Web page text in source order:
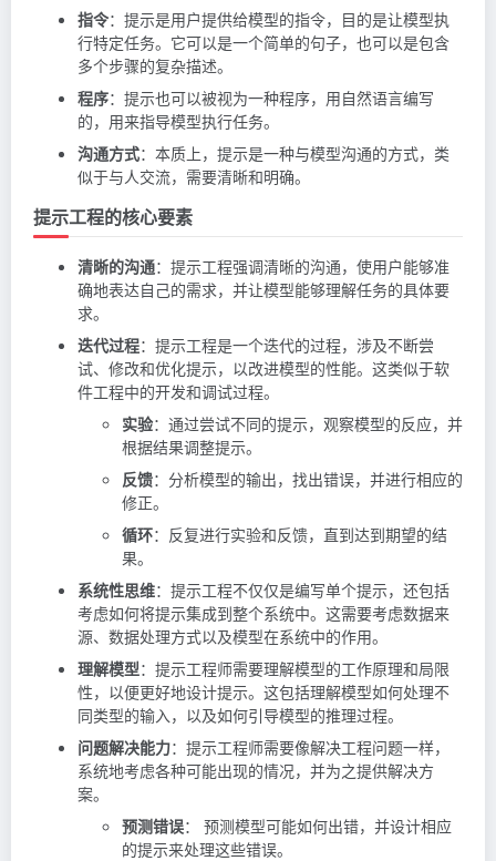
指令：提示是用户提供给模型的指令，目的是让模型执
行特定任务。它可以是一个简单的句子，也可以是包含
多个步骤的复杂描述。
程序：提示也可以被视为一种程序，用自然语言编写
的，用来指导模型执行任务。
沟通方式：本质上，提示是一种与模型沟通的方式，类
似于与人交流，需要清晰和明确。
提示工程的核心要素
清晰的沟通：提示工程强调清晰的沟通，使用户能够准
确地表达自己的需求，并让模型能够理解任务的具体要
求。
迭代过程：提示工程是一个迭代的过程，涉及不断尝
试、修改和优化提示，以改进模型的性能。这类似于软
件工程中的开发和调试过程。
实验：通过尝试不同的提示，观察模型的反应，并
根据结果调整提示。
反馈：分析模型的输出，找出错误，并进行相应的
修正。
循环：反复进行实验和反馈，直到达到期望的结
果。
系统性思维：提示工程不仅仅是编写单个提示，还包括
考虑如何将提示集成到整个系统中。这需要考虑数据来
源、数据处理方式以及模型在系统中的作用。
理解模型：提示工程师需要理解模型的工作原理和局限
性，以便更好地设计提示。这包括理解模型如何处理不
同类型的输入，以及如何引导模型的推理过程。
问题解决能力：提示工程师需要像解决工程问题一样，
系统地考虑各种可能出现的情况，并为之提供解决方
案。
预测错误： 预测模型可能如何出错，并设计相应
的提示来处理这些错误。